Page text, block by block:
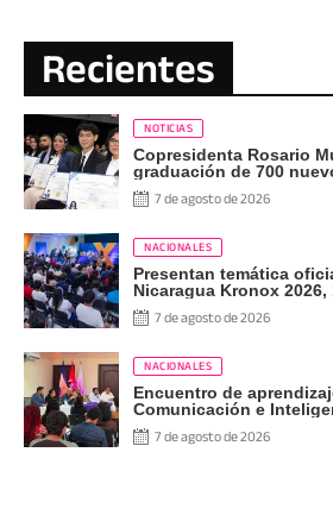
Recientes
NOTICIAS
Copresidenta Rosario
graduación de 700
Pueblo Presidente
7 de agosto de 2026
NACIONALES
Presentan temática
Nicaragua Kronox 2026,
Más Allá!
7 de agosto de 2026
NACIONALES
Encuentro de
Comunicación e
7 de agosto de 2026